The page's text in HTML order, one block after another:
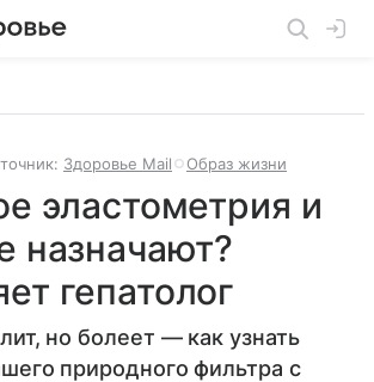
Здоровье Mail Образ жизни
эластометрия и
назначают?
гепатолог
но болеет — как узнать
природного фильтра с